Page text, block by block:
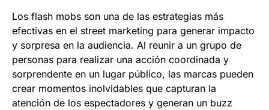
Los flash mobs son una de las estrategias más
efectivas en el street marketing para generar impacto
y sorpresa en la audiencia. Al reunir a un grupo de
personas para realizar una acción coordinada y
sorprendente en un lugar público, las marcas pueden
crear momentos inolvidables que capturan la
atención de los espectadores y generan un buzz